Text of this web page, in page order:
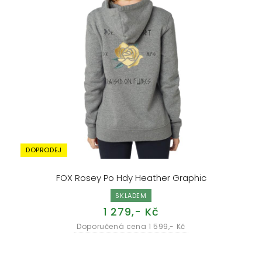
FOX Rosey Po Hdy Heather Graphic
SKLADEM
1 279,- Kč
Doporučená cena 1 599,- Kč
DOPRODEJ